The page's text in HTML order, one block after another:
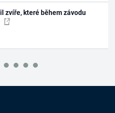
zvíře, které během závodu